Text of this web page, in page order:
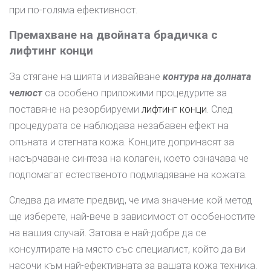
при по-голяма ефективност.
Премахване на двойната брадичка с
лифтинг конци
За стягане на шията и извайване контура на долната
челюстса особено приложими процедурите за
поставяне на резорбируеми лифтинг конци. След
процедурата се наблюдава незабавен ефект на
опъната и стегната кожа. Конците допринасят за
насърчаване синтеза на колаген, което означава че
подпомагат естественото подмладяване на кожата.
Следва да имате предвид, че има значение кой метод
ще изберете, най-вече в зависимост от особеностите
на вашия случай. Затова е най-добре да се
консултирате на място със специалист, който да ви
насочи към най-ефективната за вашата кожа техника.